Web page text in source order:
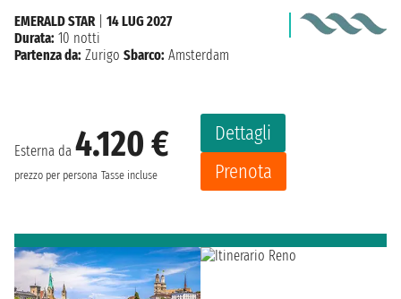
Esterna da 4.120 €
prezzo per persona Tasse incluse
Dettagli
Prenota
EMERALD STAR| 14 LUG 2027
Durata: 10 notti
Partenza da: Zurigo Sbarco: Amsterdam